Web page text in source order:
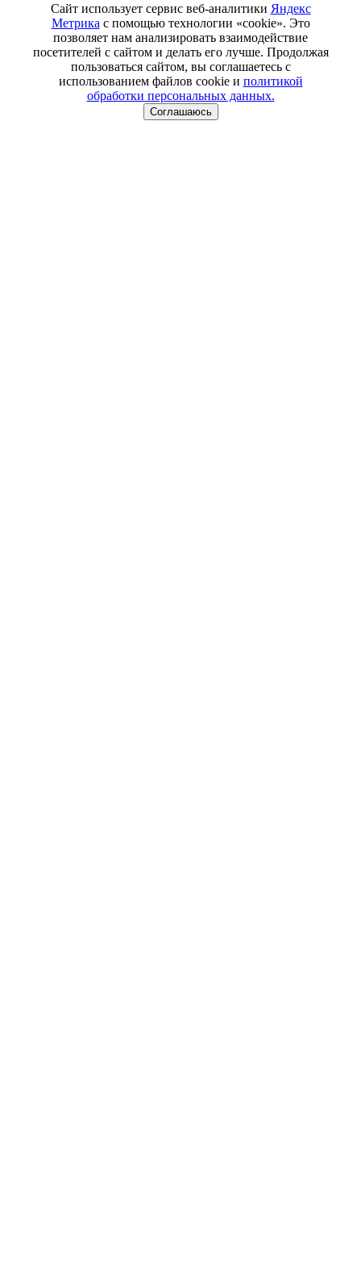
Сайт использует сервис веб-аналитики Яндекс
Метрика с помощью технологии «cookie». Это
позволяет нам анализировать взаимодействие
посетителей с сайтом и делать его лучше. Продолжая
пользоваться сайтом, вы соглашаетесь с
использованием файлов cookie и политикой
обработки персональных данных.
Соглашаюсь